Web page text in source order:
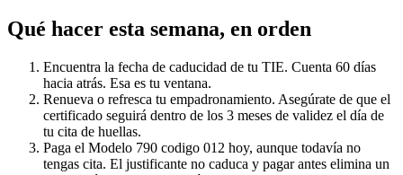
Qué hacer esta semana, en orden
Encuentra la fecha de caducidad de tu TIE. Cuenta 60 días
hacia atrás. Esa es tu ventana.
Renueva o refresca tu empadronamiento. Asegúrate de que el
certificado seguirá dentro de los 3 meses de validez el día de
tu cita de huellas.
Paga el Modelo 790 codigo 012 hoy, aunque todavía no
tengas cita. El justificante no caduca y pagar antes elimina un